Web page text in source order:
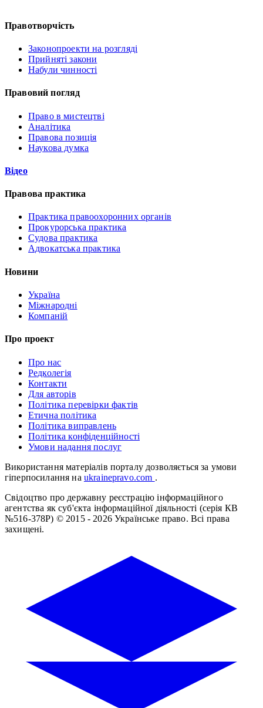
Правотворчість
Законопроекти на розгляді
Прийняті закони
Набули чинності
Правовий погляд
Право в мистецтві
Аналітика
Правова позиція
Наукова думка
Відео
Правова практика
Практика правоохоронних органів
Прокурорська практика
Судова практика
Адвокатська практика
Новини
Україна
Міжнародні
Компаній
Про проект
Про нас
Редколегія
Контакти
Для авторів
Політика перевірки фактів
Етична політика
Політика виправлень
Політика конфіденційності
Умови надання послуг
Використання матеріалів порталу дозволяється за умови
гіперпосилання на ukrainepravo.com .
Свідоцтво про державну реєстрацію інформаційного
агентства як суб'єкта інформаційної діяльності (серія КВ
№516-378Р) © 2015 - 2026 Українське право. Всі права
захищені.